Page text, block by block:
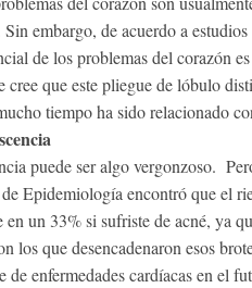
embargo, de acuerdo a
de los problemas del corazón
cree que este pliegue de lóbulo
tiempo ha sido relacionado
puede ser algo vergonzoso.
Epidemiología encontró que el
en un 33% si sufriste de acné, ya
los que desencadenaron esos
de enfermedades cardíacas en el